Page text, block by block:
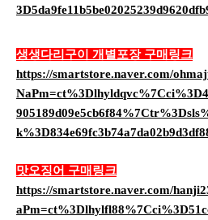
생생다리구이 개별포장 구매링크
https://smartstore.naver.com/
맛오징어 구매링크
https://smartstore.naver.com/